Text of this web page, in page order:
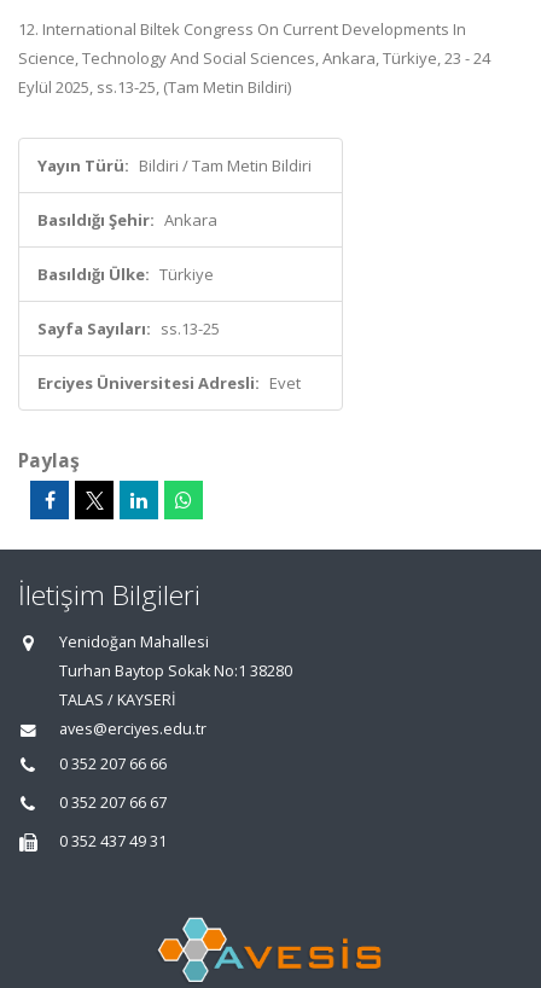
12. International Biltek Congress On Current Developments In
Science, Technology And Social Sciences, Ankara, Türkiye, 23 - 24
Eylül 2025, ss.13-25, (Tam Metin Bildiri)
Yayın Türü: Bildiri / Tam Metin Bildiri
Basıldığı Şehir: Ankara
Basıldığı Ülke: Türkiye
Sayfa Sayıları: ss.13-25
Erciyes Üniversitesi Adresli: Evet
Paylaş
İletişim Bilgileri
Yenidoğan Mahallesi
Turhan Baytop Sokak No:1 38280
TALAS / KAYSERİ
aves@erciyes.edu.tr
0 352 207 66 66
0 352 207 66 67
0 352 437 49 31